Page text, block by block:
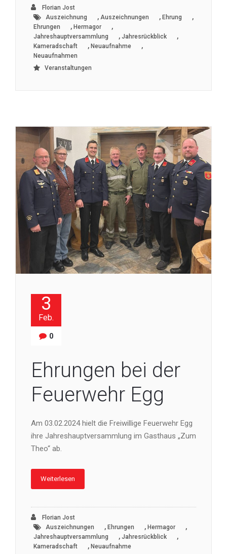
Florian Jost
Auszeichnung
, Auszeichnungen , Ehrung ,
Ehrungen , Hermagor ,
Jahreshauptversammlung , Jahresrückblick ,
Kameradschaft , Neuaufnahme ,
Neuaufnahmen
Veranstaltungen
3
Feb.
0
Ehrungen bei der
Feuerwehr Egg
Am 03.02.2024 hielt die Freiwillige Feuerwehr Egg
ihre Jahreshauptversammlung im Gasthaus „Zum
Theo“ ab.
Weiterlesen
Florian Jost
Auszeichnungen
, Ehrungen , Hermagor ,
Jahreshauptversammlung , Jahresrückblick ,
Kameradschaft , Neuaufnahme